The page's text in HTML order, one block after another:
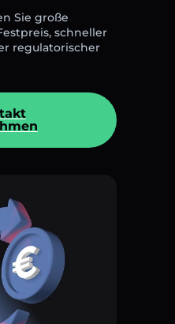
Sie große
schneller
regulatorischer